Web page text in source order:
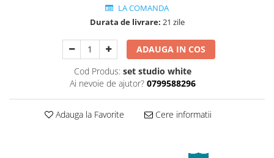
LA COMANDA
Durata de livrare: 21 zile
ADAUGA IN COS
Cod Produs: set studio white
Ai nevoie de ajutor? 0799588296
Adauga la Favorite Cere informatii